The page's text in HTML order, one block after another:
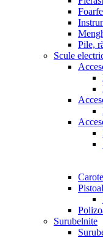
Pile,
Scule
Carote
Surubelnite